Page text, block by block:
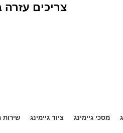
צריכים
מסכי גיימינג ציוד גיימינג שירות